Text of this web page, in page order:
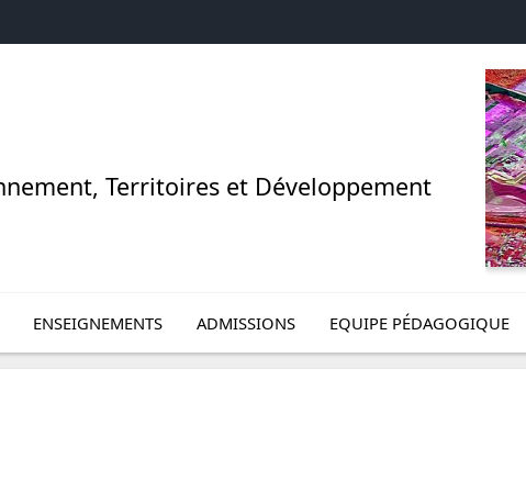
Territoires et Développement
(NOUVELLE FENÊTRE)
ENSEIGNEMENTS ADMISSIONS EQUIPE PÉDAGOGIQUE